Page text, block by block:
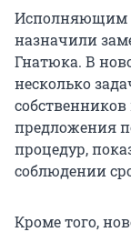
Исполняющим
назначили
Гнатюка. В
несколько
предложения
процедур,
соблюдении
Кроме того,